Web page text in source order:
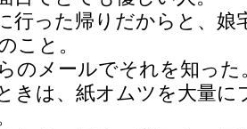
行った帰りだからと、娘
こと。
のメールでそれを知った
きは、紙オムツを大量に